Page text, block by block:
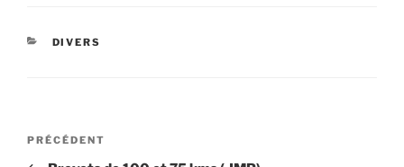
CATÉGORIES
DIVERS
Navigation
Article
précédent
PRÉCÉDENT